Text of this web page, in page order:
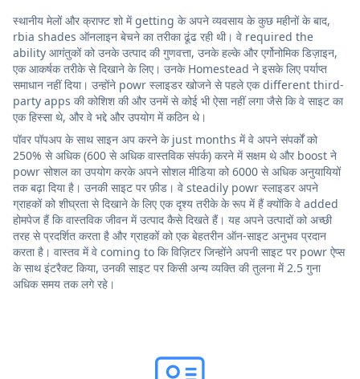
स्थानीय मेलों और क्राफ्ट शो में getting के अपने व्यवसाय के कुछ महीनों के बाद,
rbia shades ऑनलाइन बेचने का तरीका ढूंढ रही थी। वे required the
ability आगंतुकों को उनके उत्पाद की गुणवत्ता, उनके हल्के और एर्गोनोमिक डिज़ाइन,
एक आकर्षक तरीके से दिखाने के लिए। उनके Homestead ने इसके लिए पर्याप्त
समाधान नहीं दिया। उन्होंने powr स्लाइडर खोजने से पहले एक different third-
party apps की कोशिश की और उनमें से कोई भी ऐसा नहीं लगा जैसे कि वे साइट का
एक हिस्सा थे, और वे भद्दे और उपयोग में कठिन थे।
पॉवर पॉपअप के साथ साइन अप करने के just months में वे अपने संपर्कों को
250% से अधिक (600 से अधिक वास्तविक संपर्क) करने में सक्षम थे और boost ने
powr सोशल का उपयोग करके अपने सोशल मीडिया को 6000 से अधिक अनुयायियों
तक बढ़ा दिया है। उनकी साइट पर फ़ीड। वे steadily powr स्लाइडर अपने
ग्राहकों को शीघ्रता से दिखाने के लिए एक दृश्य तरीके के रूप में हैं क्योंकि वे added
होमपेज हैं कि वास्तविक जीवन में उत्पाद कैसे दिखते हैं। यह अपने उत्पादों को अच्छी
तरह से प्रदर्शित करता है और ग्राहकों को एक बेहतरीन ऑन-साइट अनुभव प्रदान
करता है। वास्तव में वे coming to कि विज़िटर जिन्होंने अपनी साइट पर powr ऐप्स
के साथ इंटरैक्ट किया, उनकी साइट पर किसी अन्य व्यक्ति की तुलना में 2.5 गुना
अधिक समय तक लगे रहे।